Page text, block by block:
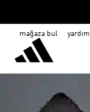
mağaza bul yardım